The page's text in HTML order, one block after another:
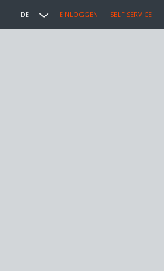
DE EINLOGGEN SELF SERVICE